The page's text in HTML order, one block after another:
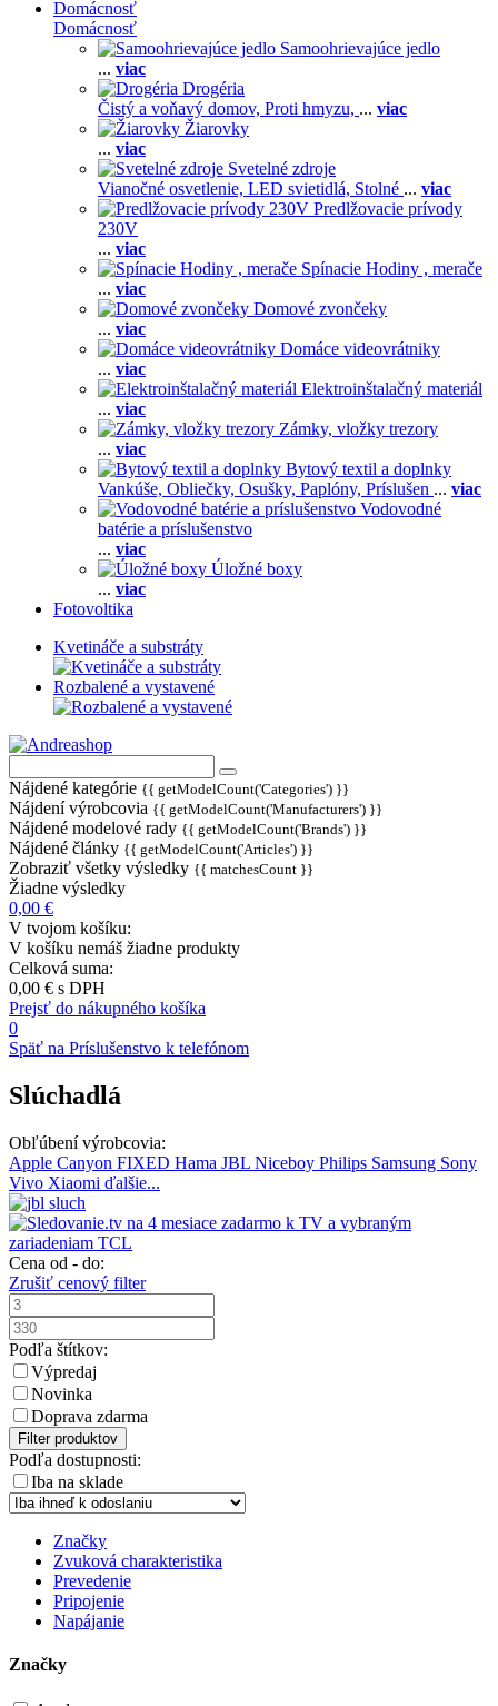
Domácnosť
Domácnosť
Samoohrievajúce jedlo
... viac
Drogéria
Čistý a voňavý domov, Proti hmyzu, ... viac
Žiarovky
... viac
Svetelné zdroje
Vianočné osvetlenie, LED svietidlá, Stolné ... viac
Predlžovacie prívody
230V
... viac
Spínacie Hodiny , merače
... viac
Domové zvončeky
... viac
Domáce videovrátniky
... viac
Elektroinštalačný materiál
... viac
Zámky, vložky trezory
... viac
Bytový textil a doplnky
Vankúše, Obliečky, Osušky, Paplóny, Príslušen ... viac
Vodovodné
batérie a príslušenstvo
... viac
Úložné boxy
... viac
Fotovoltika
Kvetináče a substráty
Rozbalené a vystavené
Nájdené kategórie {{ getModelCount('Categories') }}
Nájdení výrobcovia {{ getModelCount('Manufacturers') }}
Nájdené modelové rady {{ getModelCount('Brands') }}
Nájdené články {{ getModelCount('Articles') }}
Zobraziť všetky výsledky {{ matchesCount }}
Žiadne výsledky
0,00 €
V tvojom košíku:
V košíku nemáš žiadne produkty
Celková suma:
0,00 € s DPH
Prejsť do nákupného košíka
0
Späť na Príslušenstvo k telefónom
Slúchadlá
Obľúbení výrobcovia:
Apple Canyon FIXED Hama JBL Niceboy Philips Samsung Sony
Vivo Xiaomi ďalšie...
Cena od - do:
Zrušiť cenový filter
Podľa štítkov:
Výpredaj
Novinka
Doprava zdarma
Filter produktov
Podľa dostupnosti:
Iba na sklade
Značky
Zvuková charakteristika
Prevedenie
Pripojenie
Napájanie
Značky